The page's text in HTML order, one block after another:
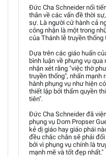
Đức Cha Schneider nổi
thắn về các vấn đề thời
sự. Là người cử hành cả
công nhận là một trong
của Thánh lễ truyền thống
Dựa trên các giáo huấn
bình luận về phụng vụ
nhận xét rằng "việc thờ
truyền thống", nhấn mạnh
hành phụng vụ như hiện
thiết lập bởi thẩm quyền
tiên".
Đức Cha Schneider đã
phụng vụ Dom Propser
kẻ dị giáo hay giáo phái
đều chắc chắn sẽ phải
bởi vì phụng vụ chính là
mạnh mẽ và tốt đẹp nhất."